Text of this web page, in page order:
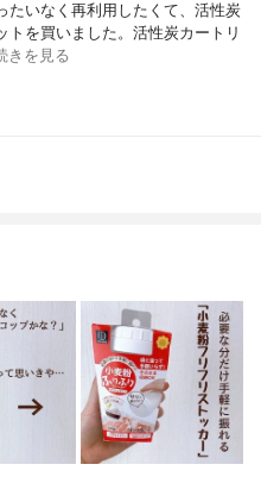
たいなく再利用したくて、活性炭
トを買いました。活性炭カートリ
きを見る